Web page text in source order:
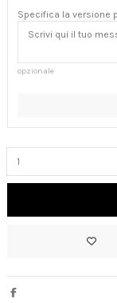
Specifica la versione
opzionale